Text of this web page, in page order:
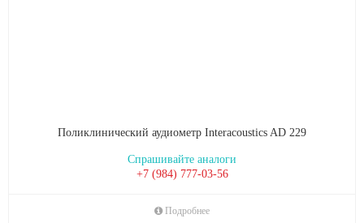
Поликлинический аудиометр Interacoustics AD 229
Спрашивайте аналоги
+7 (984) 777-03-56
Подробнее